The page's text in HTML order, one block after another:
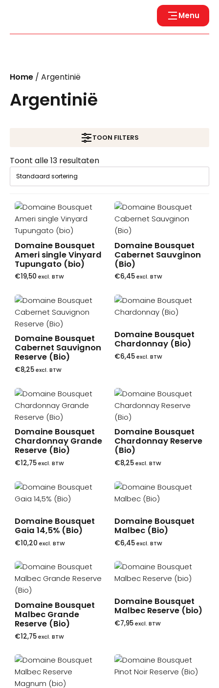
Menu
Home / Argentinië
Argentinië
TOON FILTERS
Toont alle 13 resultaten
Domaine Bousquet
Ameri single Vinyard
Tupungato (bio)
€19,50 excl. BTW
Domaine Bousquet
Cabernet Sauvginon
(Bio)
€6,45 excl. BTW
Domaine Bousquet
Cabernet Sauvignon
Reserve (Bio)
€8,25 excl. BTW
Domaine Bousquet
Chardonnay (Bio)
€6,45 excl. BTW
Domaine Bousquet
Chardonnay Grande
Reserve (Bio)
€12,75 excl. BTW
Domaine Bousquet
Chardonnay Reserve
(Bio)
€8,25 excl. BTW
Domaine Bousquet
Gaia 14,5% (Bio)
€10,20 excl. BTW
Domaine Bousquet
Malbec (Bio)
€6,45 excl. BTW
Domaine Bousquet
Malbec Grande
Reserve (Bio)
€12,75 excl. BTW
Domaine Bousquet
Malbec Reserve (bio)
€7,95 excl. BTW